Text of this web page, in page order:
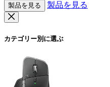
製品を見る 製品を見る
カテゴリー別に選ぶ